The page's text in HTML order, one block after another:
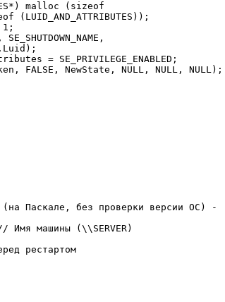
malloc (sizeof
(LUID_AND_ATTRIBUTES));
SE_SHUTDOWN_NAME,
= SE_PRIVILEGE_ENABLED;
FALSE, NewState, NULL, NULL, NULL);
(на Паскале, без проверки версии ОС) -
машины (\\SERVER)
рестартом